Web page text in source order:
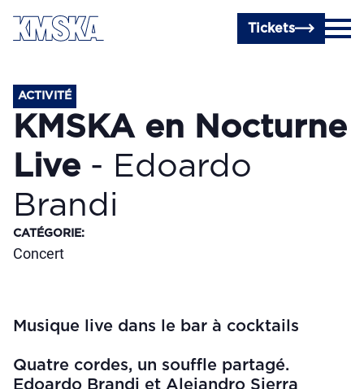
Passer au contenu principal
Tickets
ACTIVITÉ
KMSKA en Nocturne
Live - Edoardo
Brandi
CATÉGORIE:
Concert
Musique live dans le bar à cocktails
Quatre cordes, un souffle partagé.
Edoardo Brandi et Alejandro Sierra